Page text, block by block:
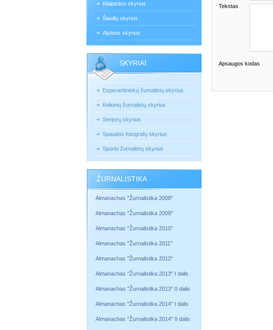
Klaipėdos skyrius
Šiaulių skyrius
Alytaus skyrius
SKYRIAI
Esperantininkų žurnalistų skyrius
Kelionių žurnalistų skyrius
Senjorų skyrius
Spaudos fotografų skyrius
Sporto žurnalistų skyrius
ŽURNALISTIKA
Almanachas "Žurnalistika 2008"
Almanachas "Žurnalistika 2009"
Almanachas "Žurnalistika 2010"
Almanachas "Žurnalistika 2011"
Almanachas "Žurnalistika 2012"
Almanachas "Žurnalistika 2013" I dalis
Almanachas "Žurnalistika 2013" II dalis
Almanachas "Žurnalistika 2014" I dalis
Almanachas "Žurnalistika 2014" II dalis
Tekstas
Apsaugos kodas